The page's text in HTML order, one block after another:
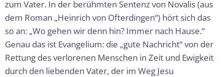
zum Vater. In der berühmten Sentenz von Novalis (aus
dem Roman „Heinrich von Ofterdingen“) hört sich das
so an: „Wo gehen wir denn hin? Immer nach Hause.“
Genau das ist Evangelium: die „gute Nachricht“ von der
Rettung des verlorenen Menschen in Zeit und Ewigkeit
durch den liebenden Vater, der im Weg Jesu